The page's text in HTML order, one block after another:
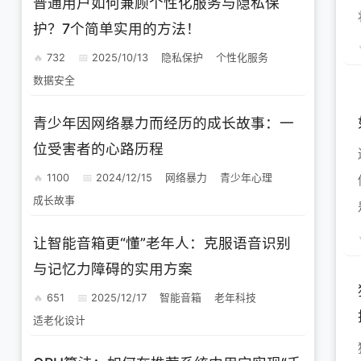
护？7个简单实用的方法！
732 2025/10/13 隐私保护
个性化服务
数据安全
青少年因网络暴力而经历的成长故事：一
位受害者的心路历程
1100 2024/12/15 网络暴力
青少年心理
成长故事
让智能音箱更“懂”老年人：克服语音识别
与记忆力障碍的实用方案
651 2025/12/17 智能音箱
老年科技
适老化设计